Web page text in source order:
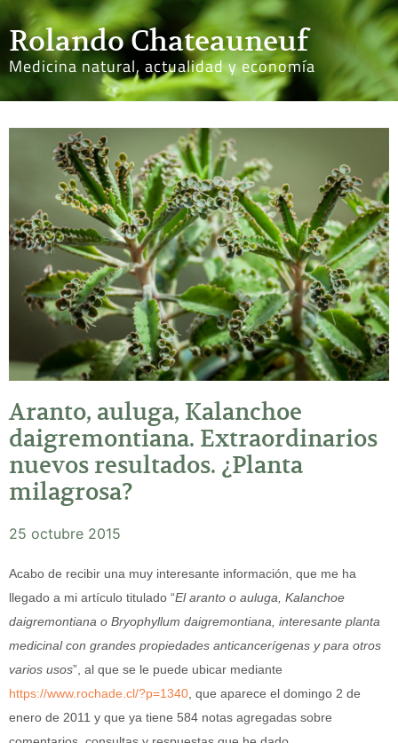
Rolando Chateauneuf
Medicina natural, actualidad y economía
Aranto, auluga, Kalanchoe
daigremontiana. Extraordinarios
nuevos resultados. ¿Planta
milagrosa?
25 octubre 2015
Acabo de recibir una muy interesante información, que me ha
llegado a mi artículo titulado “El aranto o auluga, Kalanchoe
daigremontiana o Bryophyllum daigremontiana, interesante planta
medicinal con grandes propiedades anticancerígenas y para otros
varios usos”, al que se le puede ubicar mediante
https://www.rochade.cl/?p=1340, que aparece el domingo 2 de
enero de 2011 y que ya tiene 584 notas agregadas sobre